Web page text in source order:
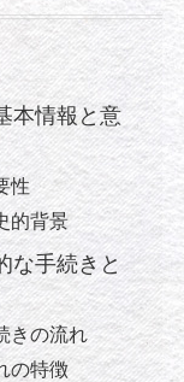
本情報と意
性
的背景
な手続きと
きの流れ
の特徴